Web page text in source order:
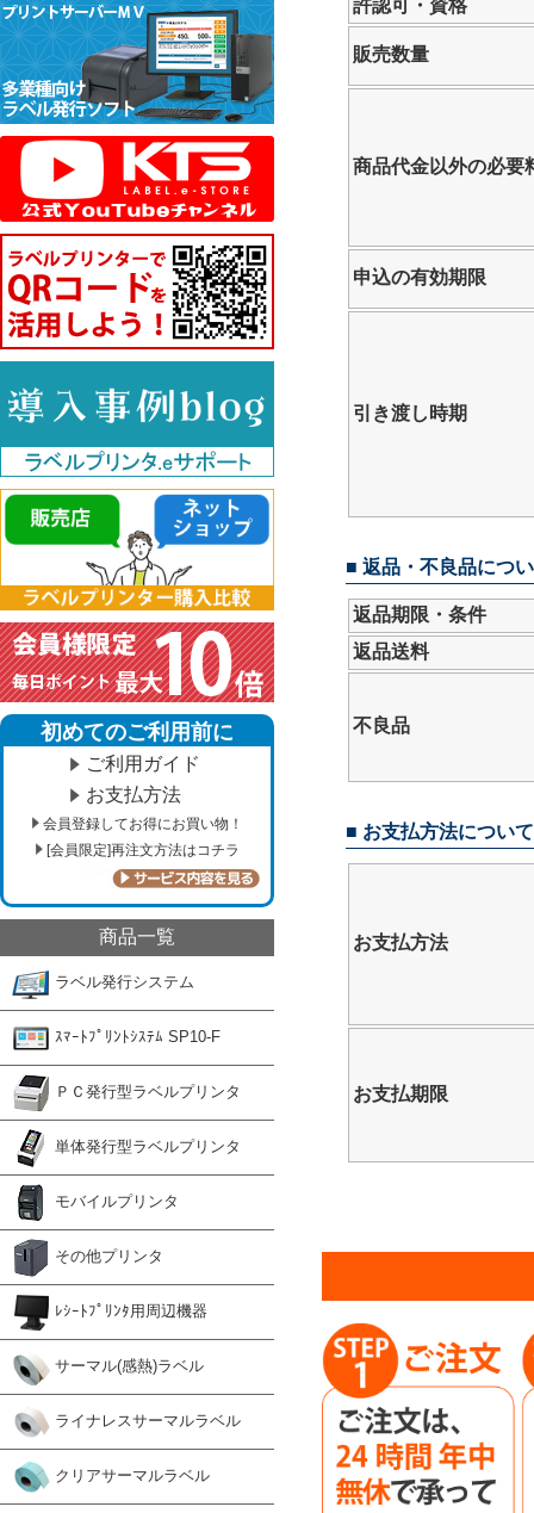
初めてのご利用前に
ご利用ガイド
お支払方法
会員登録してお得にお買い物！
[会員限定]再注文方法はコチラ
商品一覧
ラベル発行システム
ｽﾏｰﾄﾌﾟﾘﾝﾄｼｽﾃﾑ SP10-F
ＰＣ発行型ラベルプリンタ
単体発行型ラベルプリンタ
モバイルプリンタ
その他プリンタ
ﾚｼｰﾄﾌﾟﾘﾝﾀ用周辺機器
サーマル(感熱)ラベル
ライナレスサーマルラベル
クリアサーマルラベル
許認可・資格
販売数量
商品代金以外の必要
申込の有効期限
引き渡し時期
■ 返品・不良品につ
返品期限・条件
返品送料
不良品
■ お支払方法について
お支払方法
お支払期限